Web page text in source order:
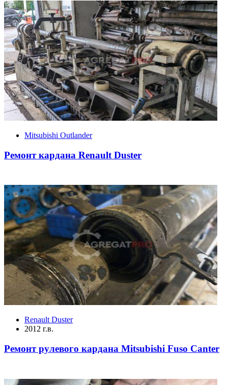
Mitsubishi Outlander
Ремонт кардана Renault Duster
Renault Duster
2012 г.в.
Ремонт рулевого кардана Mitsubishi Fuso Canter